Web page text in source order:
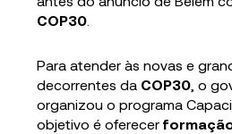
COP30
Para atender às novas e
decorrentes da COP30 , o
organizou o programa
objetivo é oferecer